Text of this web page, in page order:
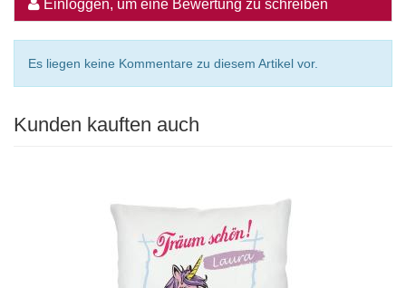
Einloggen, um eine Bewertung zu schreiben
Es liegen keine Kommentare zu diesem Artikel vor.
Kunden kauften auch